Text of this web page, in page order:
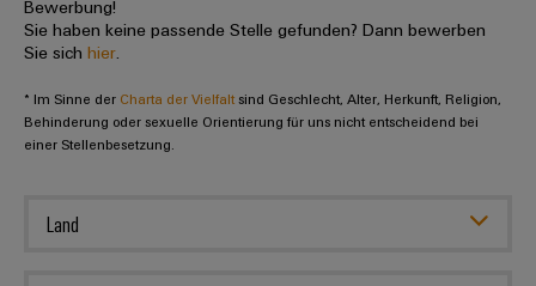
zuverlässig,
skalierbar
Energiespeicher
Lösungen
und
Computing
Industrial
5G
Single
-
komponenten
Anschlussleitungen,
Patchkabel
digitale
Planung
easyConnect
-
Ihre
unsere
Partner
Vertrieb
Nachhaltigkeit
Academy
People
Werkstudententätigkeiten
Praktika
Abschlussarbeiten
Bewerbung!
Sie haben keine passende Stelle gefunden? Dann bewerben
Sie sichhier
* Im Sinne der Charta der Vielfalt sind Geschlecht, Alter, Herkunft, Religion,
Behinderung oder sexuelle Orientierung für uns nicht entscheidend bei
einer Stellenbesetzung.
Land